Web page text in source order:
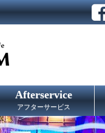
Afterservice
アフターサービス